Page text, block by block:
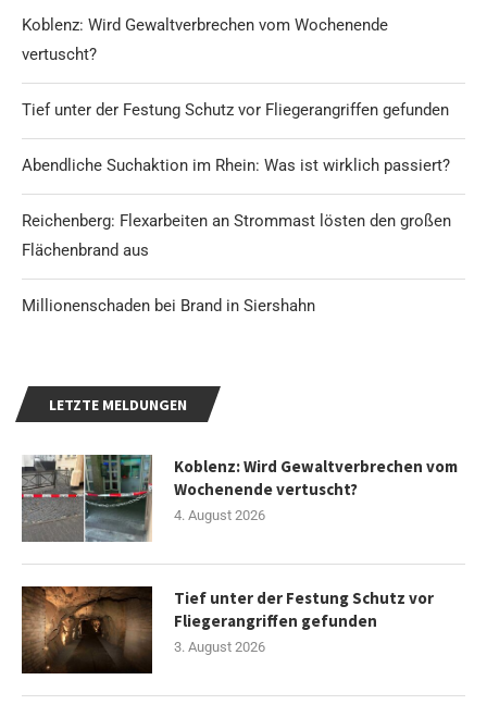
Koblenz: Wird Gewaltverbrechen vom Wochenende
vertuscht?
Tief unter der Festung Schutz vor Fliegerangriffen gefunden
Abendliche Suchaktion im Rhein: Was ist wirklich passiert?
Reichenberg: Flexarbeiten an Strommast lösten den großen
Flächenbrand aus
Millionenschaden bei Brand in Siershahn
LETZTE MELDUNGEN
Koblenz: Wird Gewaltverbrechen vom
Wochenende vertuscht?
4. August 2026
Tief unter der Festung Schutz vor
Fliegerangriffen gefunden
3. August 2026